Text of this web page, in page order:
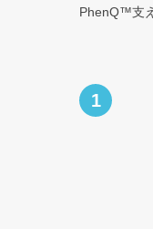
PhenQ™支
1